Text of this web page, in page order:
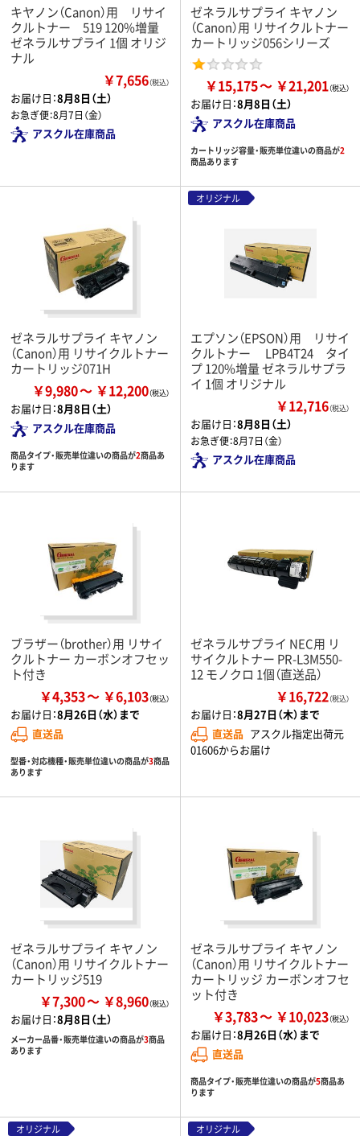
キヤノン（Canon）用 リサイ
クルトナー 519 120%増量
ゼネラルサプライ 1個 オリジ
ナル
￥7,656（税込）
お届け日：8月8日（土）
お急ぎ便：8月7日（金）
アスクル在庫商品
ゼネラルサプライ キヤノン
（Canon）用 リサイクルトナー
カートリッジ056シリーズ
￥15,175 ￥21,201
お届け日：8月8日（土）
アスクル在庫商品
カートリッジ容量・販売単位違いの商品が2
商品あります
ゼネラルサプライ キヤノン
（Canon）用 リサイクルトナー
カートリッジ071H
￥9,980 ￥12,200
お届け日：8月8日（土）
アスクル在庫商品
商品タイプ・販売単位違いの商品が2商品あ
ります
オリジナル
エプソン（EPSON）用 リサイ
クルトナー LPB4T24 タイ
プ 120%増量 ゼネラルサプラ
イ 1個 オリジナル
￥12,716（税込）
お届け日：8月8日（土）
お急ぎ便：8月7日（金）
アスクル在庫商品
ブラザー（brother）用 リサイ
クルトナー カーボンオフセッ
ト付き
￥4,353 ￥6,103
お届け日：8月26日（水）まで
直送品
型番・対応機種・販売単位違いの商品が3商品
あります
ゼネラルサプライ NEC用 リ
サイクルトナー PR-L3M550-
12 モノクロ 1個（直送品）
￥16,722（税込）
お届け日：8月27日（木）まで
直送品 アスクル指定出荷元
01606からお届け
ゼネラルサプライ キヤノン
（Canon）用 リサイクルトナー
カートリッジ519
￥7,300 ￥8,960
お届け日：8月8日（土）
メーカー品番・販売単位違いの商品が3商品
あります
ゼネラルサプライ キヤノン
（Canon）用 リサイクルトナー
カートリッジ カーボンオフセ
ット付き
￥3,783 ￥10,023
お届け日：8月26日（水）まで
直送品
商品タイプ・販売単位違いの商品が5商品あ
ります
オリジナル オリジナル